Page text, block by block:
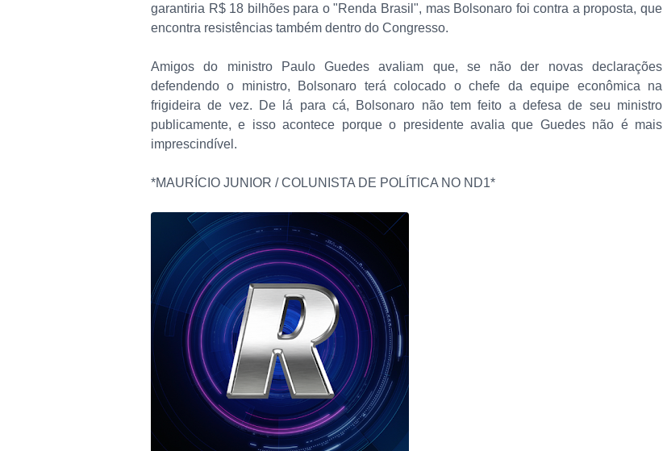
garantiria R$ 18 bilhões para o "Renda Brasil", mas Bolsonaro foi contra a proposta, que
encontra resistências também dentro do Congresso.
Amigos do ministro Paulo Guedes avaliam que, se não der novas declarações
defendendo o ministro, Bolsonaro terá colocado o chefe da equipe econômica na
frigideira de vez. De lá para cá, Bolsonaro não tem feito a defesa de seu ministro
publicamente, e isso acontece porque o presidente avalia que Guedes não é mais
imprescindível.
*MAURÍCIO JUNIOR / COLUNISTA DE POLÍTICA NO ND1*